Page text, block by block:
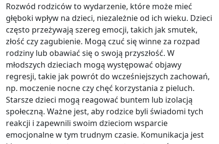
Rozwód rodziców to wydarzenie, które może mieć
głęboki wpływ na dzieci, niezależnie od ich wieku. Dzieci
często przeżywają szereg emocji, takich jak smutek,
złość czy zagubienie. Mogą czuć się winne za rozpad
rodziny lub obawiać się o swoją przyszłość. W
młodszych dzieciach mogą występować objawy
regresji, takie jak powrót do wcześniejszych zachowań,
np. moczenie nocne czy chęć korzystania z pieluch.
Starsze dzieci mogą reagować buntem lub izolacją
społeczną. Ważne jest, aby rodzice byli świadomi tych
reakcji i zapewnili swoim dzieciom wsparcie
emocjonalne w tym trudnym czasie. Komunikacja jest